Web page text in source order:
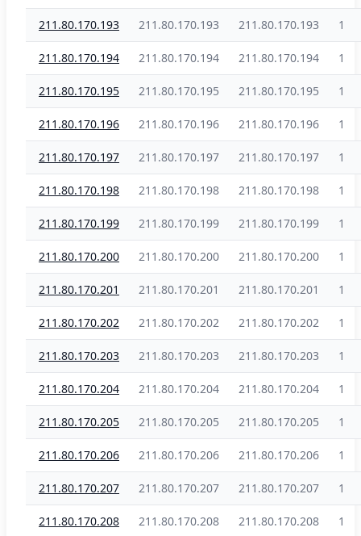
211.80.170.193 211.80.170.193 211.80.170.193 1
211.80.170.194 211.80.170.194 211.80.170.194 1
211.80.170.195 211.80.170.195 211.80.170.195 1
211.80.170.196 211.80.170.196 211.80.170.196 1
211.80.170.197 211.80.170.197 211.80.170.197 1
211.80.170.198 211.80.170.198 211.80.170.198 1
211.80.170.199 211.80.170.199 211.80.170.199 1
211.80.170.200 211.80.170.200 211.80.170.200 1
211.80.170.201 211.80.170.201 211.80.170.201 1
211.80.170.202 211.80.170.202 211.80.170.202 1
211.80.170.203 211.80.170.203 211.80.170.203 1
211.80.170.204 211.80.170.204 211.80.170.204 1
211.80.170.205 211.80.170.205 211.80.170.205 1
211.80.170.206 211.80.170.206 211.80.170.206 1
211.80.170.207 211.80.170.207 211.80.170.207 1
211.80.170.208 211.80.170.208 211.80.170.208 1